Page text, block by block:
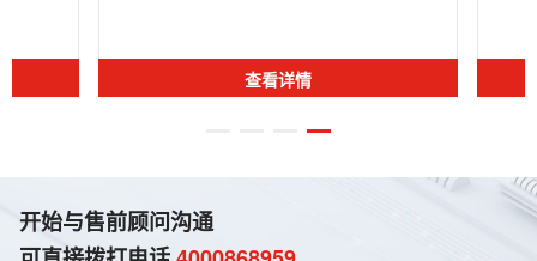
查看详情
开始与售前顾问沟通